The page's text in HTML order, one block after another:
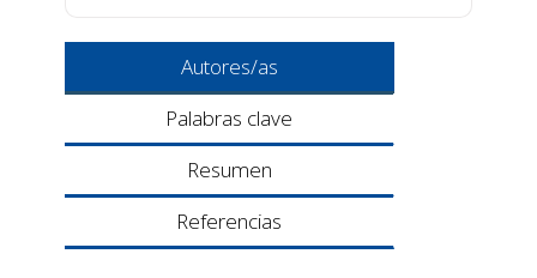
Autores/as
Palabras clave
Resumen
Referencias